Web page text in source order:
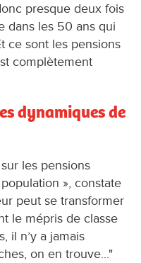
presque deux fois
dans les 50 ans qui
ce sont les pensions
complètement
dynamiques de
les pensions
», constate
peut se transformer
le mépris de classe
il n’y a jamais
on en trouve..."